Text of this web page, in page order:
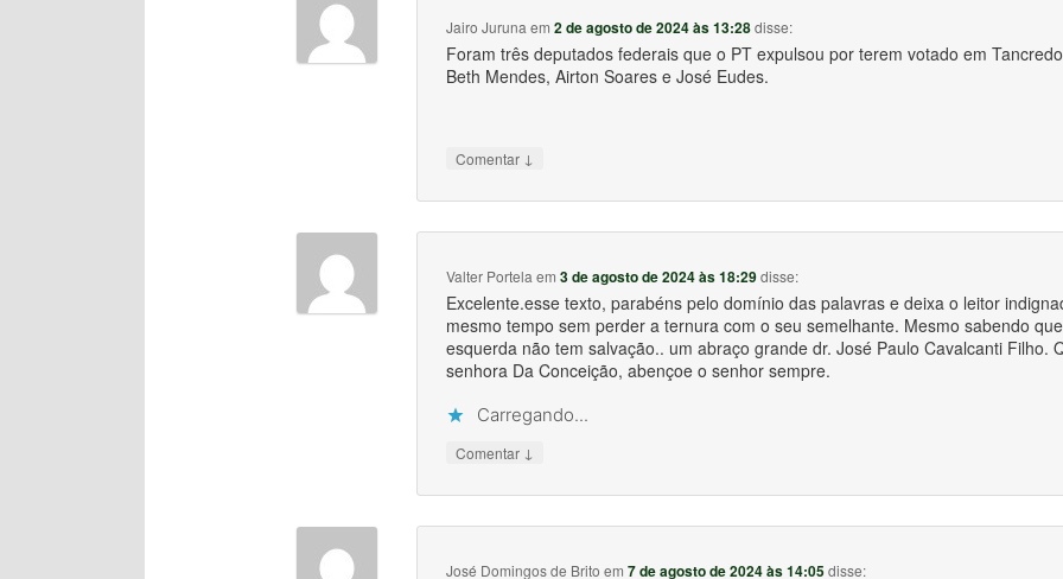
Jairo Juruna em2 de agosto de 2024 às 13:28disse:
Foram três deputados federais que o PT expulsou por terem votado em
Beth Mendes, Airton Soares e José Eudes.
Comentar ↓
Valter Portela em3 de agosto de 2024 às 18:29disse:
Excelente.esse texto, parabéns pelo domínio das palavras e deixa o leitor
mesmo tempo sem perder a ternura com o seu semelhante. Mesmo sabendo
esquerda não tem salvação.. um abraço grande dr. José Paulo Cavalcanti Filho.
senhora Da Conceição, abençoe o senhor sempre.
Carregando...
Comentar ↓
José Domingos de Brito em7 de agosto de 2024 às 14:05disse: